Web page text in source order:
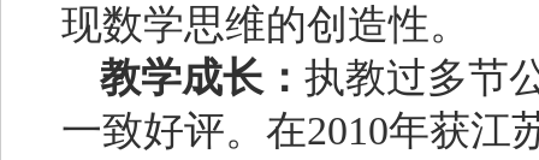
现数学思维的创造性。
教学成长： 执教过多节
一致好评。在2010年获江